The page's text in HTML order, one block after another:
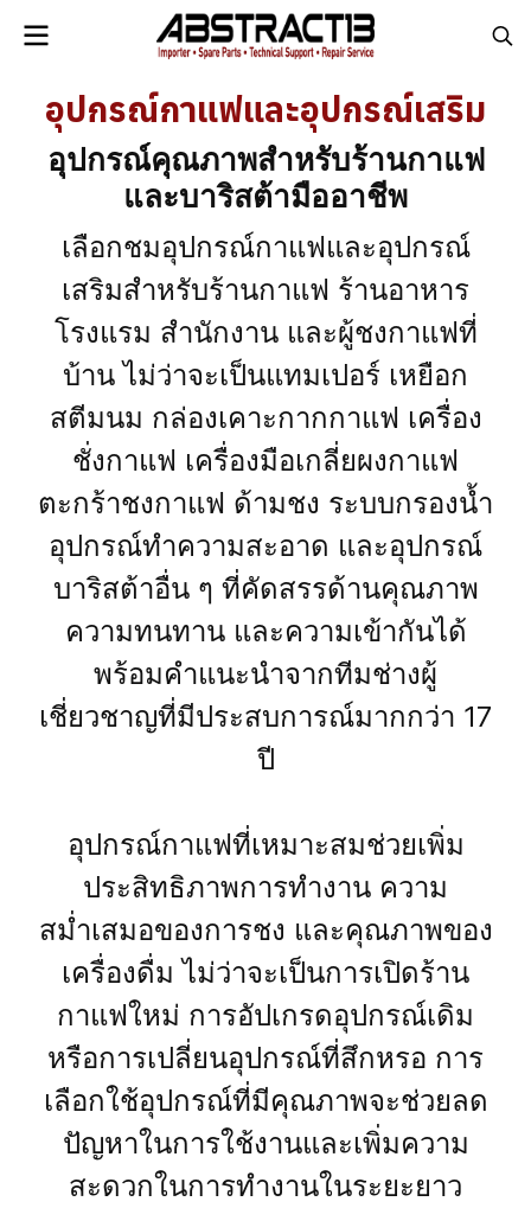
อุปกรณ์กาแฟและอุปกรณ์เสริม
อุปกรณ์คุณภาพสำหรับร้านกาแฟ
และบาริสต้ามืออาชีพ
เลือกชมอุปกรณ์กาแฟและอุปกรณ์
เสริมสำหรับร้านกาแฟ ร้านอาหาร
โรงแรม สำนักงาน และผู้ชงกาแฟที่
บ้าน ไม่ว่าจะเป็นแทมเปอร์ เหยือก
สตีมนม กล่องเคาะกากกาแฟ เครื่อง
ชั่งกาแฟ เครื่องมือเกลี่ยผงกาแฟ
ตะกร้าชงกาแฟ ด้ามชง ระบบกรองน้ำ
อุปกรณ์ทำความสะอาด และอุปกรณ์
บาริสต้าอื่น ๆ ที่คัดสรรด้านคุณภาพ
ความทนทาน และความเข้ากันได้
พร้อมคำแนะนำจากทีมช่างผู้
เชี่ยวชาญที่มีประสบการณ์มากกว่า 17
ปี
อุปกรณ์กาแฟที่เหมาะสมช่วยเพิ่ม
ประสิทธิภาพการทำงาน ความ
สม่ำเสมอของการชง และคุณภาพของ
เครื่องดื่ม ไม่ว่าจะเป็นการเปิดร้าน
กาแฟใหม่ การอัปเกรดอุปกรณ์เดิม
หรือการเปลี่ยนอุปกรณ์ที่สึกหรอ การ
เลือกใช้อุปกรณ์ที่มีคุณภาพจะช่วยลด
ปัญหาในการใช้งานและเพิ่มความ
สะดวกในการทำงานในระยะยาว